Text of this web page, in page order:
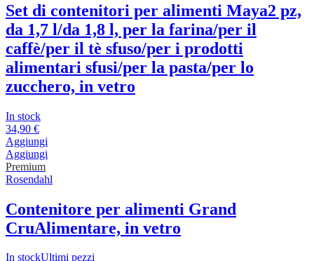
Set di contenitori per alimenti Maya2 pz,
da 1,7 l/da 1,8 l, per la farina/per il
caffè/per il tè sfuso/per i prodotti
alimentari sfusi/per la pasta/per lo
zucchero, in vetro
In stock
34,90 €
Aggiungi
Aggiungi
Premium
Rosendahl
Contenitore per alimenti Grand
CruAlimentare, in vetro
In stockUltimi pezzi